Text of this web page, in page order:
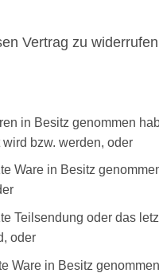
Vertrag zu
in Besitz genommen
bzw. werden, oder
Ware in Besitz
Teilsendung oder das
oder
in Besitz